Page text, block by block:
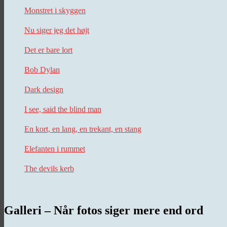
Monstret i skyggen
Nu siger jeg det højt
Det er bare lort
Bob Dylan
Dark design
I see, said the blind man
En kort, en lang, en trekant, en stang
Elefanten i rummet
The devils kerb
Galleri – Når fotos siger mere end ord